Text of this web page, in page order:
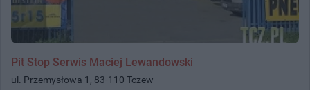
Pit Stop Serwis Maciej Lewandowski
ul. Przemysłowa 1, 83-110 Tczew